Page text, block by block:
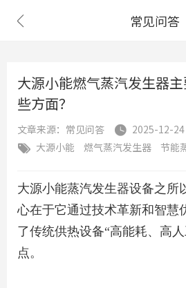
 常见问答
大源小能燃气蒸汽发生器
些方面？
文章来源：常见问答  2025-12-24
 大源小能 燃气蒸汽发生器 节能
大源小能蒸汽发生器设备之所
心在于它通过技术革新和智慧
了传统供热设备“高能耗、高
点。